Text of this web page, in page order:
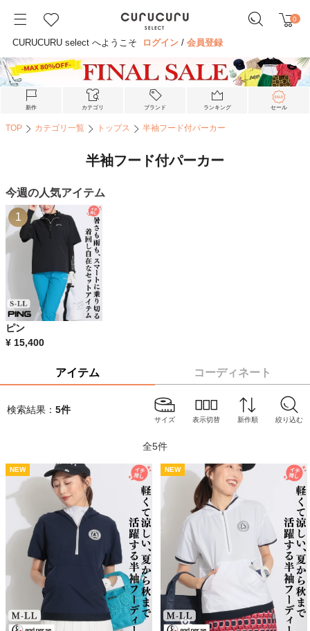
0
CURUCURU select へようこそ ログイン /会員登録
新作 カテゴリ ブランド ランキング セール
TOP カテゴリ一覧 トップス 半袖フード付パーカー
半袖フード付パーカー
今週の人気アイテム
ピン
¥ 15,400
1
アイテム コーディネート
検索結果： 5件
サイズ 表示切替 新作順 絞り込む
全5件
NEW NEW